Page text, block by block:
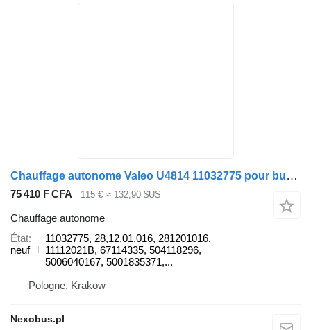
Chauffage autonome Valeo U4814 11032775 pour bus Mercedes-Benz Tourismo Travego
75 410 F CFA 115 € ≈ 132,90 $US
Chauffage autonome
État
neuf
11032775, 28,12,01,016, 281201016,
11112021B, 67114335, 504118296,
5006040167, 5001835371,...
Pologne, Krakow
Nexobus.pl